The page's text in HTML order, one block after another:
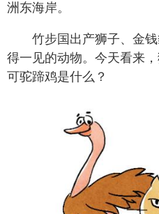
洲东海岸。
竹步国出产狮子、金
得一见的动物。今天看来
可驼蹄鸡是什么？